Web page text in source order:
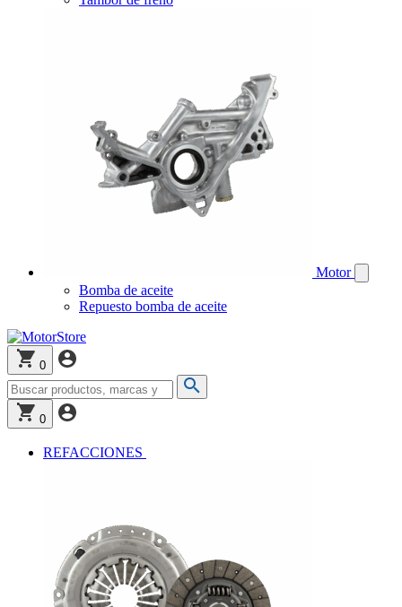
Motor
Bomba de aceite
Repuesto bomba de aceite
0
0
REFACCIONES